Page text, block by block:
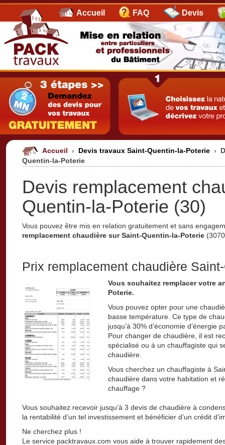
Accueil FAQ Devis
Accueil › Devis travaux Saint-Quentin-la-Poterie ›
Quentin-la-Poterie
Devis remplacement
Quentin-la-Poterie (30)
Vous pouvez être mis en relation gratuitement et sans
remplacement chaudière sur Saint-Quentin-la-Poterie
Prix remplacement chaudière
Vous souhaitez remplacer votre
Poterie.
Vous pouvez opter pour une
basse température. Ce type de
jusqu’à 30% d’économie
Pour changer de chaudière, il est
spécialisé ou à un chauffagiste qui
chaudière.
Vous cherchez un chauffagiste à
chaudière dans votre habitation et
chauffage ?
Vous souhaitez recevoir jusqu’à 3 devis de chaudière à
la rentabilité d’un tel investissement et bénéficier d’un crédit
Ne cherchez plus !
Le service packtravaux.com vous aide à trouver rapidement